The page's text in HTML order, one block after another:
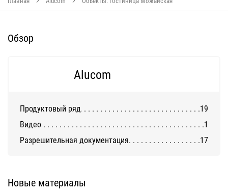
Обзор
Alucom
Продуктовый ряд
19
Видео
1
Разрешительная документация
17
Новые материалы